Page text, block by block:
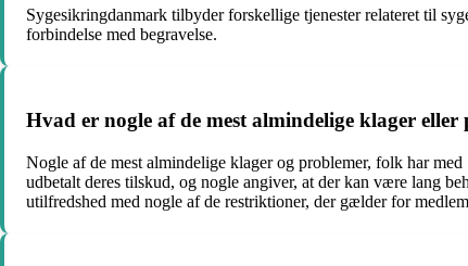
Sygesikringdanmark tilbyder forskellige tjenester relateret til
forbindelse med begravelse.
Hvad er nogle af de mest almindelige klager
Nogle af de mest almindelige klager og problemer, folk har
udbetalt deres tilskud, og nogle angiver, at der kan være lang
utilfredshed med nogle af de restriktioner, der gælder for